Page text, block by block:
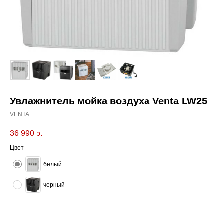
Увлажнитель мойка воздуха Venta LW25
VENTA
36 990 р.
Цвет
белый
черный